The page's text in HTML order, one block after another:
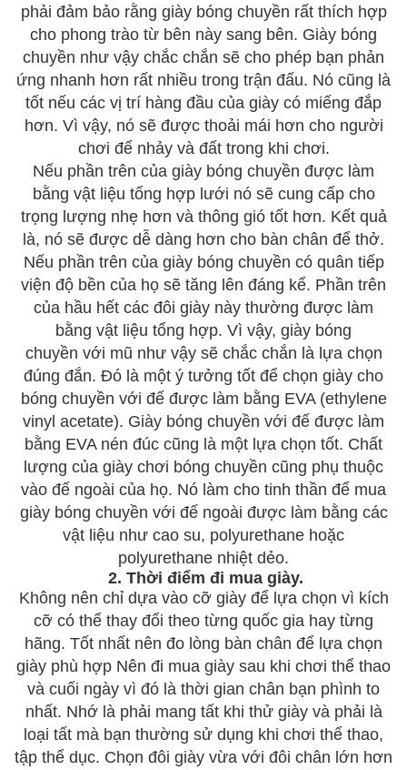
phải đảm bảo rằng giày bóng chuyền rất thích hợp
cho phong trào từ bên này sang bên. Giày bóng
chuyền như vậy chắc chắn sẽ cho phép bạn phản
ứng nhanh hơn rất nhiều trong trận đấu. Nó cũng là
tốt nếu các vị trí hàng đầu của giày có miếng đắp
hơn. Vì vậy, nó sẽ được thoải mái hơn cho người
chơi để nhảy và đất trong khi chơi.
Nếu phần trên của giày bóng chuyền được làm
bằng vật liệu tổng hợp lưới nó sẽ cung cấp cho
trọng lượng nhẹ hơn và thông gió tốt hơn. Kết quả
là, nó sẽ được dễ dàng hơn cho bàn chân để thở.
Nếu phần trên của giày bóng chuyền có quân tiếp
viện độ bền của họ sẽ tăng lên đáng kể. Phần trên
của hầu hết các đôi giày này thường được làm
bằng vật liệu tổng hợp. Vì vậy, giày bóng
chuyền với mũ như vậy sẽ chắc chắn là lựa chọn
đúng đắn. Đó là một ý tưởng tốt để chọn giày cho
bóng chuyền với đế được làm bằng EVA (ethylene
vinyl acetate). Giày bóng chuyền với đế được làm
bằng EVA nén đúc cũng là một lựa chọn tốt. Chất
lượng của giày chơi bóng chuyền cũng phụ thuộc
vào đế ngoài của họ. Nó làm cho tinh thần để mua
giày bóng chuyền với đế ngoài được làm bằng các
vật liệu như cao su, polyurethane hoặc
polyurethane nhiệt dẻo.
2. Thời điểm đi mua giày.
Không nên chỉ dựa vào cỡ giày để lựa chọn vì kích
cỡ có thể thay đổi theo từng quốc gia hay từng
hãng. Tốt nhất nên đo lòng bàn chân để lựa chọn
giày phù hợp Nên đi mua giày sau khi chơi thể thao
và cuối ngày vì đó là thời gian chân bạn phình to
nhất. Nhớ là phải mang tất khi thử giày và phải là
loại tất mà bạn thường sử dụng khi chơi thể thao,
tập thể dục. Chọn đôi giày vừa với đôi chân lớn hơn